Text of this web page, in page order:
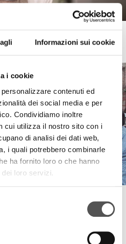
Informazioni sui cookie
i cookie
contenuti ed
dei social media e per
Condividiamo inoltre
cui utilizza il nostro sito con i
di analisi dei dati web,
i quali potrebbero combinarle
ha fornito loro o che hanno
loro servizi.
del Gusto